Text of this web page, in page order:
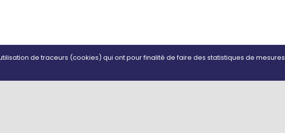
de traceurs (cookies) qui ont pour finalité de faire des statistiques de mesures